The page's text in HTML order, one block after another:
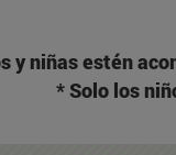
y niñas estén
* Solo los